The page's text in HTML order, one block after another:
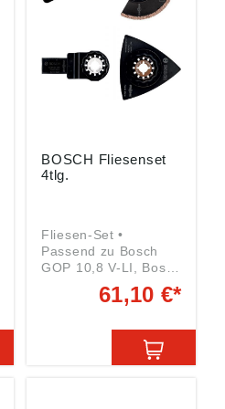
2023/998): Bosch
GmbH, Max-Lang-
Straße 40-46, 70771
Leinfelden-
Echterdingen, DE,
kontakt@bosch.de
BOSCH Fliesenset
4tlg.
Fliesen-Set •
Passend zu Bosch
GOP 10,8 V-LI, Bosch
PMF 180 E •
Vielseitiges Fliesen-
Renovierungs- und
Umbauarbeiten • Für
Fugen an Wand- und
61,10 €*